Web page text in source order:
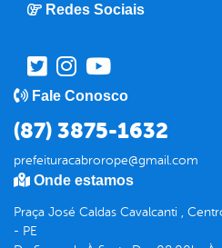
Redes Sociais
Fale Conosco
(87) 3875-1632
prefeituracabrorope@gmail.com
Onde estamos
Praça José Caldas Cavalcanti ,
- PE